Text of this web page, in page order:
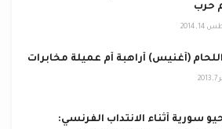
حرب
2014
اللحام (أغنيس) أراهبة أم عميلة مخابرات
سورية أثناء الانتداب الفرنسي: